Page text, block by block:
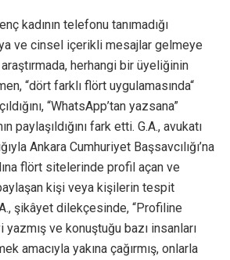
kadının telefonu tanımadığı
ve cinsel içerikli mesajlar gelmeye
araştırmada, herhangi bir üyeliğinin
“dört farklı flört uygulamasında“
“WhatsApp’tan yazsana”
paylaşıldığını fark etti. G.A., avukatı
Ankara Cumhuriyet Başsavcılığı’na
flört sitelerinde profil açan ve
kişi veya kişilerin tespit
şikâyet dilekçesinde, “Profiline
ve konuştuğu bazı insanları
amacıyla yakına çağırmış, onlarla